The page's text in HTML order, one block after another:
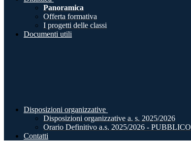
Panoramica
Offerta formativa
I progetti delle classi
Documenti utili
Disposizioni organizzative
Disposizioni organizzative a. s. 2025/2026
Orario Definitivo a.s. 2025/2026 - PUBBLICO
Contatti